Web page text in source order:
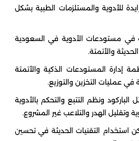
للأدوية والمستلزمات الطبية بشكل
في مستودعات الأدوية في السعودية
والأتمتة.
إدارة المستودعات الذكية والأتمتة
في عمليات التخزين والتوزيع.
ونظم التتبع والتحكم بالأدوية
وتقليل الهدر والتلاعب غير المشروع.
استخدام التقنيات الحديثة في تحسين